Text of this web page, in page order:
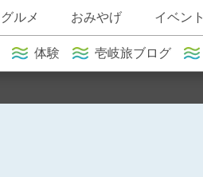
グルメ おみやげ イベント
体験 壱岐旅ブログ